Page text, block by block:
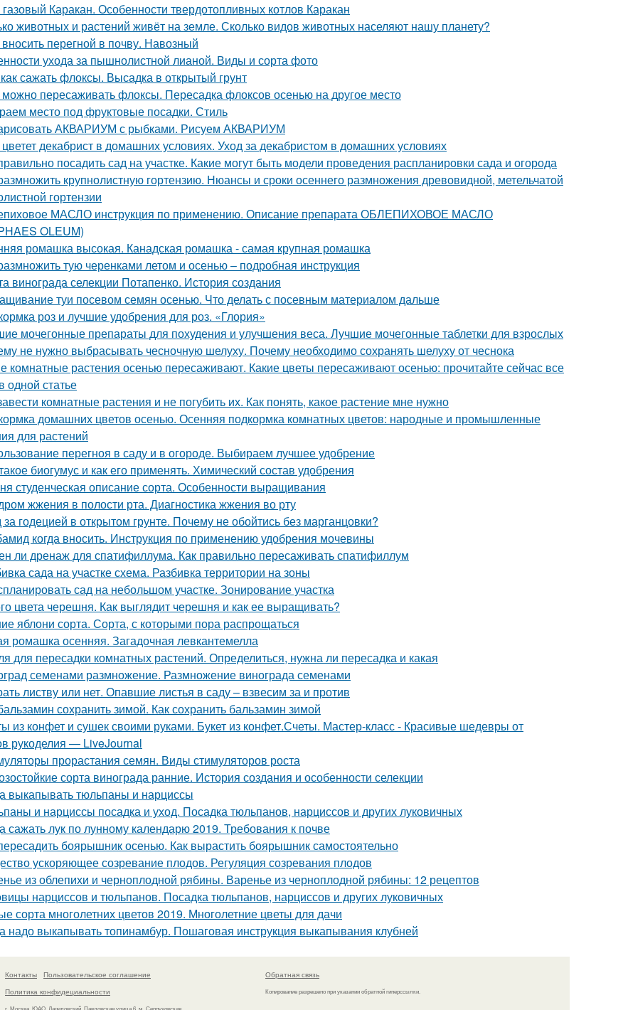
газовый Каракан. Особенности твердотопливных котлов Каракан
животных и растений живёт на земле. Сколько видов животных населяют нашу планету?
вносить перегной в почву. Навозный
ухода за пышнолистной лианой. Виды и сорта фото
сажать флоксы. Высадка в открытый грунт
можно пересаживать флоксы. Пересадка флоксов осенью на другое место
место под фруктовые посадки. Стиль
АКВАРИУМ с рыбками. Рисуем АКВАРИУМ
цветет декабрист в домашних условиях. Уход за декабристом в домашних условиях
посадить сад на участке. Какие могут быть модели проведения распланировки сада и огорода
крупнолистную гортензию. Нюансы и сроки осеннего размножения древовидной, метельчатой
гортензии
МАСЛО инструкция по применению. Описание препарата ОБЛЕПИХОВОЕ МАСЛО
OLEUM)
ромашка высокая. Канадская ромашка - самая крупная ромашка
тую черенками летом и осенью – подробная инструкция
винограда селекции Потапенко. История создания
туи посевом семян осенью. Что делать с посевным материалом дальше
роз и лучшие удобрения для роз. «Глория»
мочегонные препараты для похудения и улучшения веса. Лучшие мочегонные таблетки для взрослых
не нужно выбрасывать чесночную шелуху. Почему необходимо сохранять шелуху от чеснока
комнатные растения осенью пересаживают. Какие цветы пересаживают осенью: прочитайте сейчас все
одной статье
комнатные растения и не погубить их. Как понять, какое растение мне нужно
домашних цветов осенью. Осенняя подкормка комнатных цветов: народные и промышленные
для растений
перегноя в саду и в огороде. Выбираем лучшее удобрение
биогумус и как его применять. Химический состав удобрения
студенческая описание сорта. Особенности выращивания
жжения в полости рта. Диагностика жжения во рту
за годецией в открытом грунте. Почему не обойтись без марганцовки?
когда вносить. Инструкция по применению удобрения мочевины
ли дренаж для спатифиллума. Как правильно пересаживать спатифиллум
сада на участке схема. Разбивка территории на зоны
сад на небольшом участке. Зонирование участка
цвета черешня. Как выглядит черешня и как ее выращивать?
яблони сорта. Сорта, с которыми пора распрощаться
ромашка осенняя. Загадочная левкантемелла
для пересадки комнатных растений. Определиться, нужна ли пересадка и какая
семенами размножение. Размножение винограда семенами
листву или нет. Опавшие листья в саду – взвесим за и против
сохранить зимой. Как сохранить бальзамин зимой
из конфет и сушек своими руками. Букет из конфет.Счеты. Мастер-класс - Красивые шедевры от
рукоделия — LiveJournal
прорастания семян. Виды стимуляторов роста
сорта винограда ранние. История создания и особенности селекции
выкапывать тюльпаны и нарциссы
и нарциссы посадка и уход. Посадка тюльпанов, нарциссов и других луковичных
сажать лук по лунному календарю 2019. Требования к почве
боярышник осенью. Как вырастить боярышник самостоятельно
ускоряющее созревание плодов. Регуляция созревания плодов
из облепихи и черноплодной рябины. Варенье из черноплодной рябины: 12 рецептов
нарциссов и тюльпанов. Посадка тюльпанов, нарциссов и других луковичных
сорта многолетних цветов 2019. Многолетние цветы для дачи
надо выкапывать топинамбур. Пошаговая инструкция выкапывания клубней
Контакты
Пользовательское соглашение
Политика конфидециальности
г. Москва, ЮАО, Даниловский, Павловская улица 6, м. Серпуховская
Обратная связь
Копирование разрешено при указании обратной гиперссылки.